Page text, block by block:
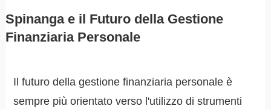
Spinanga e il Futuro della Gestione
Finanziaria Personale
Il futuro della gestione finanziaria personale è
sempre più orientato verso l'utilizzo di strumenti